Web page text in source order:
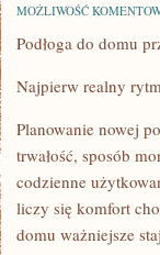
MOŻLIWOŚĆ
Podłoga do domu
Najpierw realny
Planowanie nowej
trwałość, sposób
codzienne
liczy się komfort
domu ważniejsze